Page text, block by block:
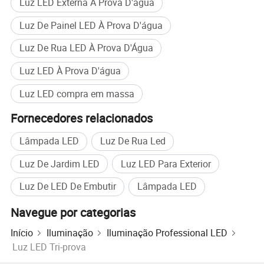
Marca comercial
Iluminação Boyuan ou
OEM
País de origem China
Principais características e vantagens
Luz De Painel LED À Prova D'água
Luz De Rua LED À Prova D'Água
Luz LED À Prova D'água
Luz LED compra em massa
Fornecedores relacionados
Lâmpada LED
Luz De Rua Led
Luz De Jardim LED
Luz LED Para Exterior
Luz De LED De Embutir
Lâmpada LED
Navegue por categorias
Início Iluminação
Iluminação Professional LED
Luz LED Tri-prova